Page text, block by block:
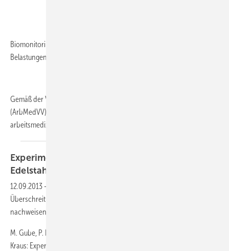
Biomonitorings als Bestandteil der arbeitsmedizinischen Vorsorge bei
Belastungen mit kanzerogenen Gefahrstoffen
Gemäß der Verordnung zur arbeitsmedizinischen Vorsorge
(ArbMedVV) ist Biomonitoring Bestandteil der
arbeitsmedizinischen...
Experimentelle Daten zum Biomonitoring bei
Edelstahlschweißern
12.09.2013 -
Überschreitung des Grenzwertes für Chrom bei Schweißern
nachweisen
M. Gube, P. Brand, T. Schettgen, J. Bertram, K. Gerards, U. Reisgen, T.
Kraus: Experimental exposure of healthy subjects with emissions from